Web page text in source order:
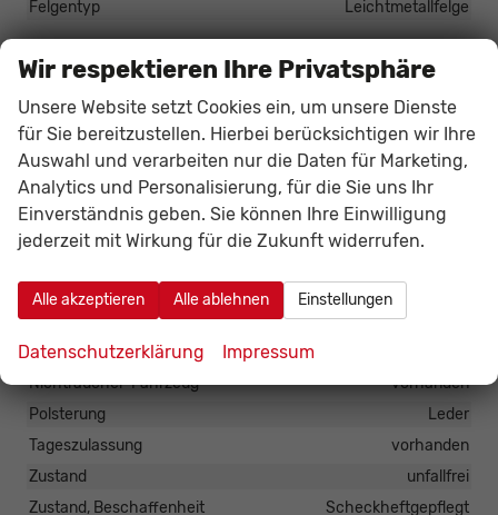
Felgentyp
Leichtmetallfelge
Sonstiges
Antriebsart
Verbrennungsmotor (ICE)
Anzahl Sitzplätze
5
Anzahl Türen
5-türig
Erstzulassung
01.06.2026
vorhanden
Kilometerstand
Lackierung
Leergewicht
Nichtraucher-Fahrzeug
vorhanden
Polsterung
Leder
Tageszulassung
vorhanden
Zustand
unfallfrei
Zustand, Beschaffenheit
Scheckheftgepflegt
Wir respektieren Ihre Privatsphäre
Unsere Website setzt Cookies ein, um unsere Dienste
für Sie bereitzustellen. Hierbei berücksichtigen wir Ihre
Auswahl und verarbeiten nur die Daten für Marketing,
Analytics und Personalisierung, für die Sie uns Ihr
Einverständnis geben. Sie können Ihre Einwilligung
jederzeit mit Wirkung für die Zukunft widerrufen.
Alle akzeptieren Alle ablehnen Einstellungen
Datenschutzerklärung Impressum